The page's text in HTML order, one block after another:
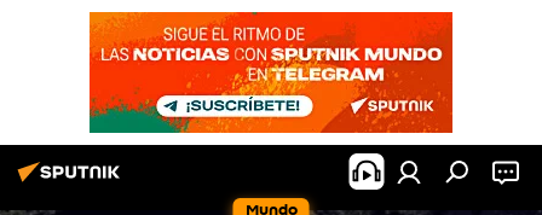
Mundo